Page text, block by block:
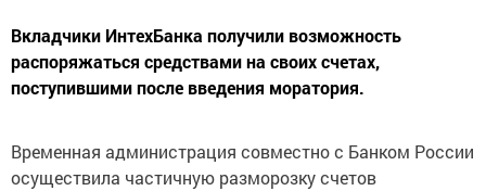
Вкладчики ИнтехБанка получили возможность
распоряжаться средствами на своих счетах,
поступившими после введения моратория.
Временная администрация совместно с Банком России
осуществила частичную разморозку счетов